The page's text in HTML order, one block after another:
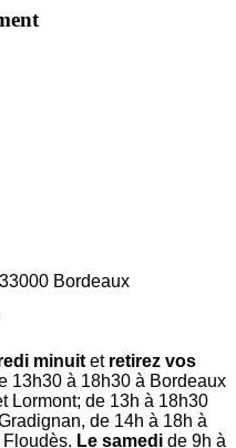
Bordeaux
minuit et retirez vos
13h30 à 18h30 à Bordeaux
Lormont; de 13h à 18h30
de 14h à 18h à
Le samedi de 9h à